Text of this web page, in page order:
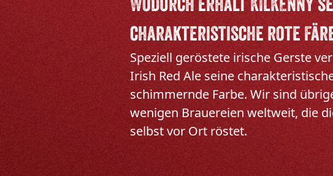
charakteristische rote
Speziell geröstete irische Gerste
Irish Red Ale seine
schimmernde Farbe. Wir sind
wenigen Brauereien weltweit, die
selbst vor Ort röstet.